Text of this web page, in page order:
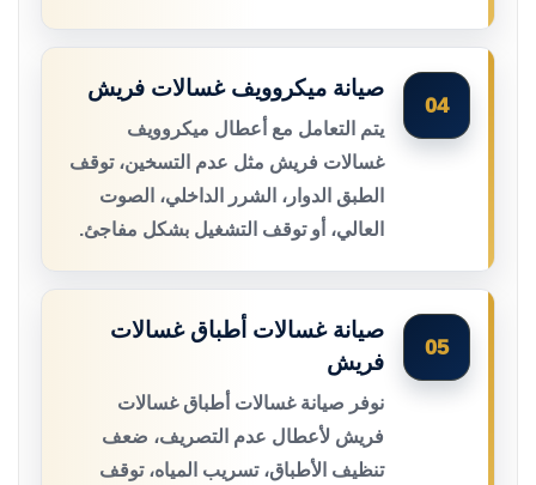
04
صيانة ميكروويف غسالات فريش
يتم التعامل مع أعطال ميكروويف
غسالات فريش مثل عدم التسخين، توقف
الطبق الدوار، الشرر الداخلي، الصوت
العالي، أو توقف التشغيل بشكل مفاجئ.
05
صيانة غسالات أطباق غسالات
فريش
نوفر صيانة غسالات أطباق غسالات
فريش لأعطال عدم التصريف، ضعف
تنظيف الأطباق، تسريب المياه، توقف